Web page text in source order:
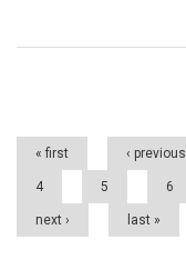
« first ‹ previous
4 5 6
next › last »